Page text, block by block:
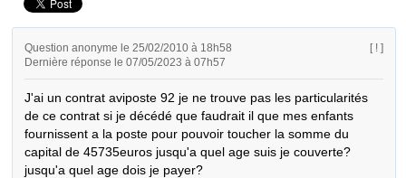
Question anonyme le 25/02/2010 à 18h58
Dernière réponse le 07/05/2023 à 07h57
[ ! ]
J'ai un contrat aviposte 92 je ne trouve pas les particularités
de ce contrat si je décédé que faudrait il que mes enfants
fournissent a la poste pour pouvoir toucher la somme du
capital de 45735euros jusqu'a quel age suis je couverte?
jusqu'a quel age dois je payer?